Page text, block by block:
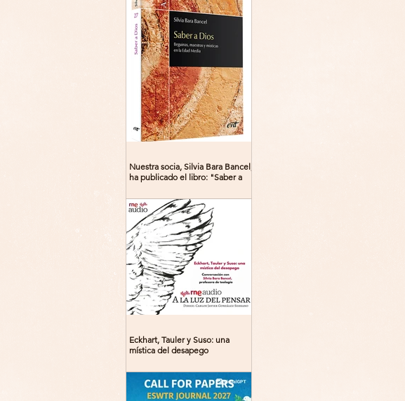
Nuestra socia, Silvia Bara Bancel,
ha publicado el libro: "Saber a
místicas en la Edad Media"
Eckhart, Tauler y Suso: una
mística del desapego